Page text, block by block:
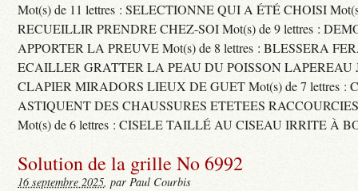
Mot(s) de 11 lettres : SELECTIONNE QUI A ÉTÉ CHOISI
RECUEILLIR PRENDRE CHEZ-SOI Mot(s) de 9 lettres :
APPORTER LA PREUVE Mot(s) de 8 lettres : BLESSERA
ECAILLER GRATTER LA PEAU DU POISSON LAPEREAU
CLAPIER MIRADORS LIEUX DE GUET Mot(s) de 7 lettres :
ASTIQUENT DES CHAUSSURES ETETEES
Mot(s) de 6 lettres : CISELE TAILLÉ AU CISEAU IRRITE À
Solution de la grille No 6992
16 septembre 2025, par Paul Courbis